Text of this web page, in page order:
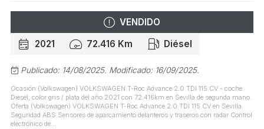
VENDIDO
2021
72.416 Km Diésel
Publicado: 14/08/2025. Modificado: 16/09/2025.
Ocasión (Volkswagen) VOLKSWAGEN T-Roc Advance 2.0 TDI 115 CV - coche
Diésel, color gris / plata del año 2021 con 72.416km en Sevilla de segunda mano.
Oferta (Volkswagen) VOLKSWAGEN T-Roc Advance 2.0 TDI 115 CV en Sevilla.
Seguridad ABS Sensores de aparcamiento delanteros y traseros con radar Control
electrónico de...